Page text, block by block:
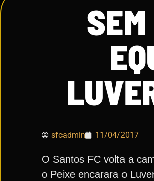
sfcadmin 11/04/2017
O Santos FC volta a
o Peixe encarara o